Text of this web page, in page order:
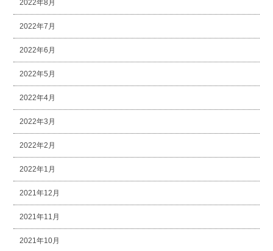
2022年8月
2022年7月
2022年6月
2022年5月
2022年4月
2022年3月
2022年2月
2022年1月
2021年12月
2021年11月
2021年10月